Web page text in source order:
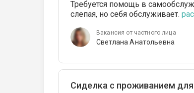
Требуется помощь в
слепая, но себя обслуживает.
Вакансия от частного лица
Светлана Анатольевна
Сиделка с проживанием